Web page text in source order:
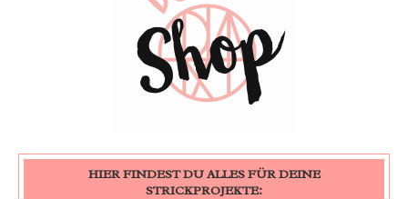
HIER FINDEST DU ALLES FÜR DEINE
STRICKPROJEKTE: